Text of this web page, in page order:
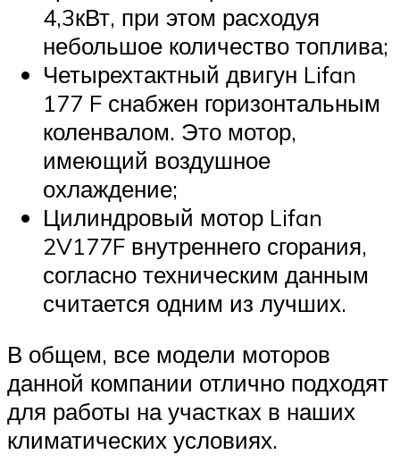
4,3кВт, при этом расходуя
небольшое количество топлива;
Четырехтактный двигун Lifan
177 F снабжен горизонтальным
коленвалом. Это мотор,
имеющий воздушное
охлаждение;
Цилиндровый мотор Lifan
2V177F внутреннего сгорания,
согласно техническим данным
считается одним из лучших.
В общем, все модели моторов
данной компании отлично подходят
для работы на участках в наших
климатических условиях.